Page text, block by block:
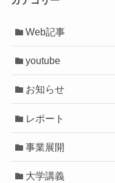
Web記事
youtube
お知らせ
レポート
事業展開
大学講義